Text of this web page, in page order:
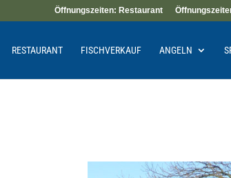
Öffnungszeiten: Restaurant
RESTAURANT FISCHVERKAUF ANGELN